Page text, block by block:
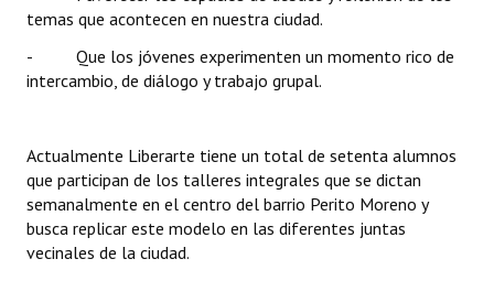
temas que acontecen en nuestra ciudad.
- Que los jóvenes experimenten un momento rico de
intercambio, de diálogo y trabajo grupal.
Actualmente Liberarte tiene un total de setenta alumnos
que participan de los talleres integrales que se dictan
semanalmente en el centro del barrio Perito Moreno y
busca replicar este modelo en las diferentes juntas
vecinales de la ciudad.